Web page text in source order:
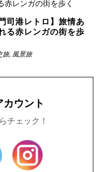
門司港レトロ】旅情あ
る赤レンガの街を歩
旅, 風景旅
ウント
チェック！